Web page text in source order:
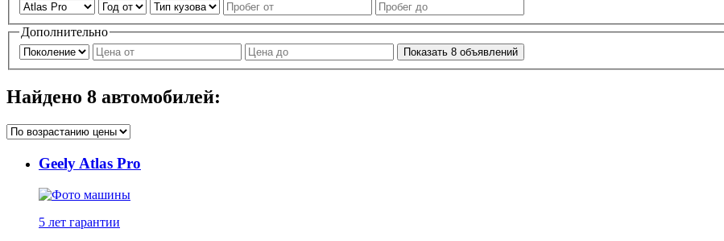
Дополнительно
Показать 8 объявлений
Найдено 8 автомобилей:
Geely Atlas Pro
5 лет гарантии